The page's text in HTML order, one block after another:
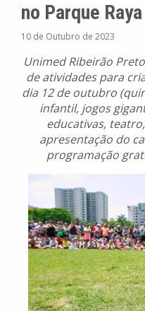
no Parque Raya
10 de Outubro de 2023
Unimed Ribeirão
de atividades para
dia 12 de outubro
infantil, jogos
educativas,
apresentação do
programação